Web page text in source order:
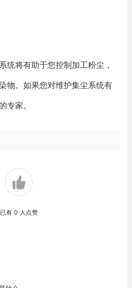
统将有助于您控制加工粉尘，
物。如果您对维护集尘系统有
专家。
已有 0 人点赞